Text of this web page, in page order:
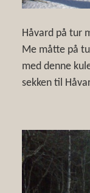
Håvard på tur
Me måtte på
med denne
sekken til